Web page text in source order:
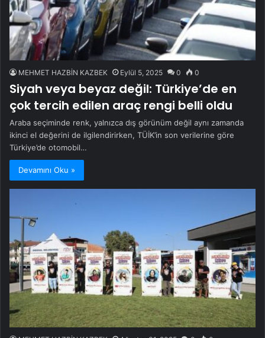
MEHMET HAZBİN KAZBEK Eylül 5, 2025 0 0
Siyah veya beyaz değil: Türkiye’de en
çok tercih edilen araç rengi belli oldu
Araba seçiminde renk, yalnızca dış görünüm değil aynı zamanda
ikinci el değerini de ilgilendirirken, TÜİK’in son verilerine göre
Türkiye’de otomobil…
Devamını Oku »